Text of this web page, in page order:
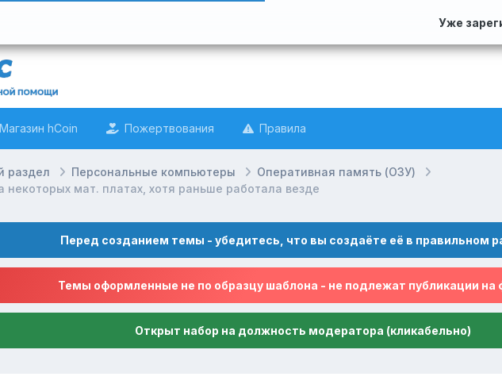
Уже
Магазин hCoin Пожертвования Правила
раздел Персональные компьютеры
Оперативная память (ОЗУ)
некоторых мат. платах, хотя раньше работала везде
Перед созданием темы - убедитесь, что вы создаёте её в правильном
Темы оформленные не по образцу шаблона - не подлежат публикации на
Открыт набор на должность модератора (кликабельно)